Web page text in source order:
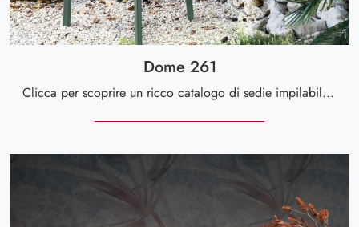
Dome 261
Clicca per scoprire un ricco catalogo di sedie impilabili per stanze moderne: il modello Dome 261 di Scavolini ti sta aspettando!